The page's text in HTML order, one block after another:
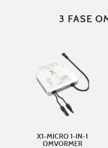
3 FASE
X1-MICRO 1-IN-1
OMVORMER